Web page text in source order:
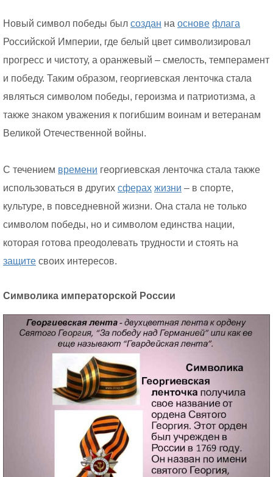
Новый символ победы был создан на основе флага
Российской Империи, где белый цвет символизировал
прогресс и чистоту, а оранжевый – смелость, темперамент
и победу. Таким образом, георгиевская ленточка стала
являться символом победы, героизма и патриотизма, а
также знаком уважения к погибшим воинам и ветеранам
Великой Отечественной войны.
С течением времени георгиевская ленточка стала также
использоваться в других сферах жизни – в спорте,
культуре, в повседневной жизни. Она стала не только
символом победы, но и символом единства нации,
которая готова преодолевать трудности и стоять на
защите своих интересов.
Символика императорской России